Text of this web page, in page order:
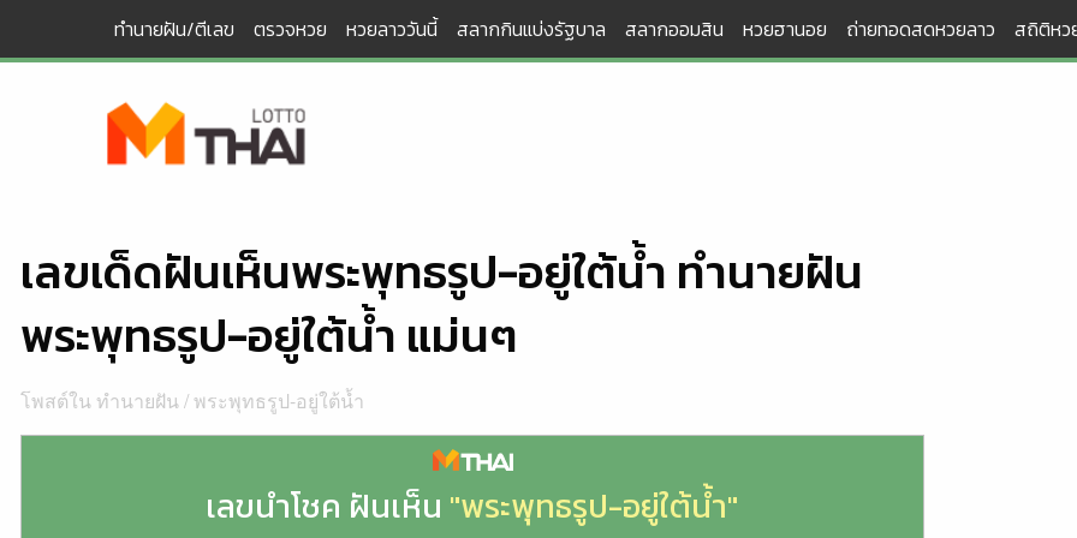
content
ทำนายฝัน/ตีเลข ตรวจหวย หวยลาววันนี้ สลากกินแบ่งรัฐบาล สลากออมสิน หวยฮานอย ถ่ายทอดสดหวยลาว สถิติหว
เลขเด็ดฝันเห็นพระพุทธรูป-อยู่ใต้น้ำ ทำนายฝัน
พระพุทธรูป-อยู่ใต้น้ำ แม่นๆ
โพสต์ใน ทำนายฝัน/พระพุทธรูป-อยู่ใต้น้ำ
เลขนำโชค ฝันเห็น "พระพุทธรูป-อยู่ใต้น้ำ"